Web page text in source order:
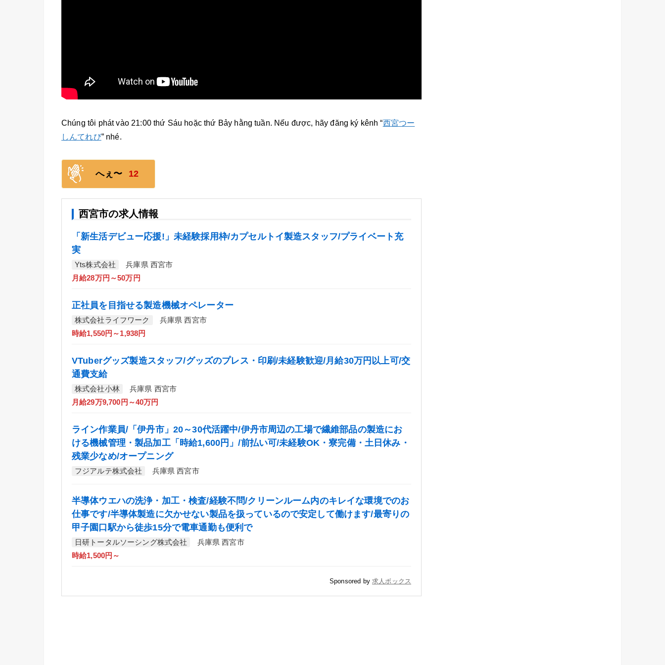
Chúng tôi phát vào 21:00 thứ Sáu hoặc thứ Bảy hằng tuần. Nếu được, hãy đăng ký kênh “西宮つー
しんてれび” nhé.
へぇ〜 12
西宮市の求人情報
「新生活デビュー応援!」未経験採用枠/カプセルトイ製造スタッフ/プライベート充
実
Yts株式会社
兵庫県 西宮市
月給28万円～50万円
正社員を目指せる製造機械オペレーター
株式会社ライフワーク
兵庫県 西宮市
時給1,550円～1,938円
VTuberグッズ製造スタッフ/グッズのプレス・印刷/未経験歓迎/月給30万円以上可/交
通費支給
株式会社小林
兵庫県 西宮市
月給29万9,700円～40万円
ライン作業員/「伊丹市」20～30代活躍中/伊丹市周辺の工場で繊維部品の製造にお
ける機械管理・製品加工「時給1,600円」/前払い可/未経験OK・寮完備・土日休み・
残業少なめ/オープニング
フジアルテ株式会社 兵庫県 西宮市
半導体ウエハの洗浄・加工・検査/経験不問/クリーンルーム内のキレイな環境でのお
仕事です/半導体製造に欠かせない製品を扱っているので安定して働けます/最寄りの
甲子園口駅から徒歩15分で電車通勤も便利で
日研トータルソーシング株式会社
兵庫県 西宮市
時給1,500円～
Sponsored by求人ボックス